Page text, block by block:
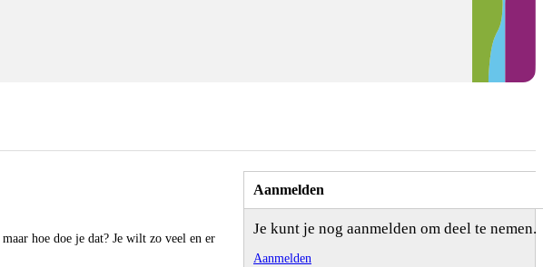
hoe doe je dat? Je wilt zo veel en er
Aanmelden
Je kunt je nog aanmelden om deel te nemen.
Aanmelden